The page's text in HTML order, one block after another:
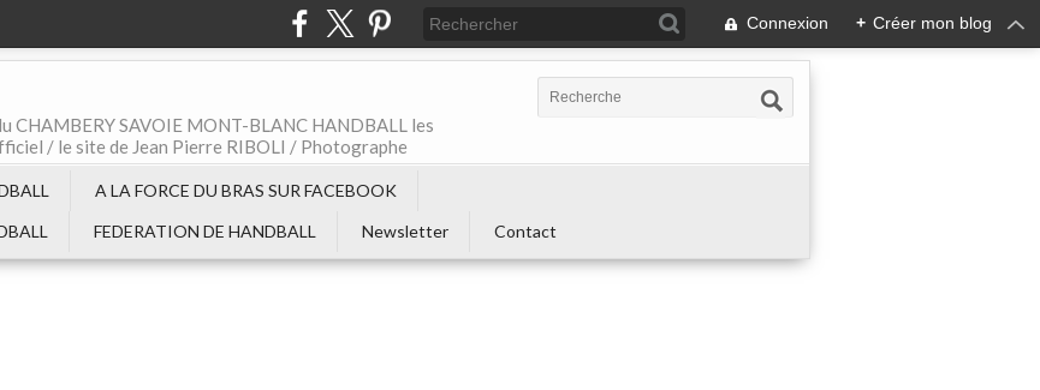
Connexion + Créer mon blog
CHAMBERY SAVOIE MONT-BLANC HANDBALL les
/ le site de Jean Pierre RIBOLI / Photographe
A LA FORCE DU BRAS SUR FACEBOOK
FEDERATION DE HANDBALL Newsletter Contact